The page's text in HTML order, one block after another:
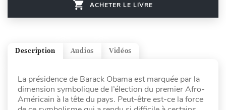
ACHETER LE LIVRE
Vidéos
Audios
Description
La présidence de Barack Obama est marquée par la
dimension symbolique de l’élection du premier Afro-
Américain à la tête du pays. Peut-être est-ce la force